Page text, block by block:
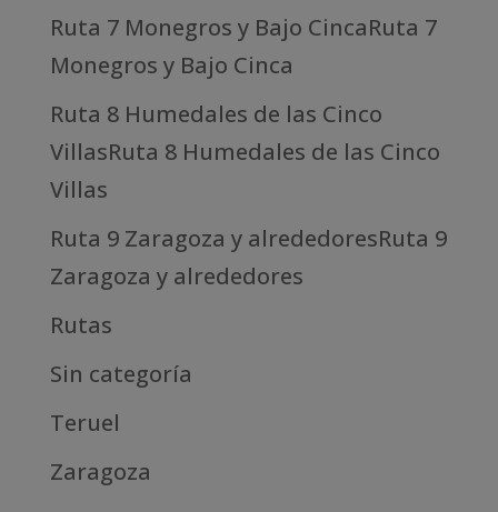
Ruta 7 Monegros y Bajo CincaRuta 7
Monegros y Bajo Cinca
Ruta 8 Humedales de las Cinco
VillasRuta 8 Humedales de las Cinco
Villas
Ruta 9 Zaragoza y alrededoresRuta 9
Zaragoza y alrededores
Rutas
Sin categoría
Teruel
Zaragoza